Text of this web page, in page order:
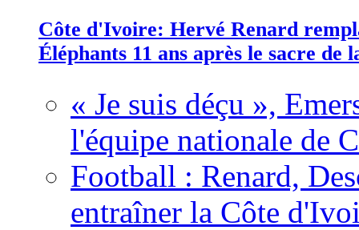
Côte d'Ivoire: Hervé Renard
Éléphants 11 ans après le sacre de
« Je suis déçu »,
l'équipe nationale de
Football : Renard,
entraîner la Côte